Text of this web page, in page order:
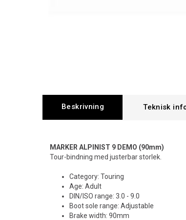
Beskrivning
MARKER ALPINIST 9 DEMO (90mm)
Tour-bindning med justerbar storlek.
Category: Touring
Age: Adult
DIN/ISO range: 3.0 - 9.0
Boot sole range: Adjustable
Brake width: 90mm